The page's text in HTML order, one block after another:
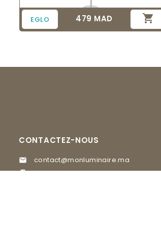
EGLO Prix
479 MAD 
CONTACTEZ-NOUS
 contact@monluminaire.ma

05 37 67 02 62